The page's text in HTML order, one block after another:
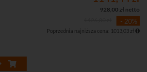
automatycznie restartująca zawieszone
Isolation, Port Mirroring, LLDP oraz
sieciowymi
przystosowana do montażu w szafie rack 19"
928,00 zł netto
- 20%
Poprzednia najniższa cena: 1013,03 zł